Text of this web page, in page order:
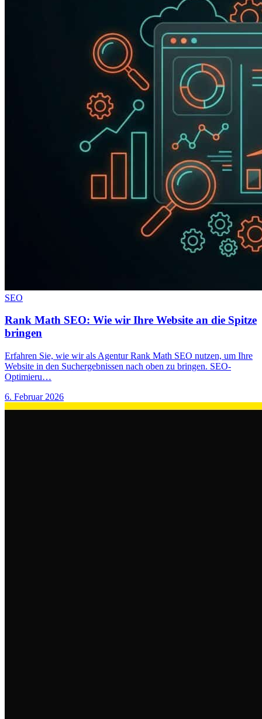
SEO
Rank Math SEO: Wie wir Ihre Website an die Spitze
bringen
Erfahren Sie, wie wir als Agentur Rank Math SEO nutzen, um Ihre
Website in den Suchergebnissen nach oben zu bringen. SEO-
Optimieru…
6. Februar 2026